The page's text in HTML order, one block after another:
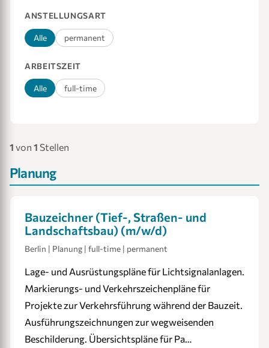
ANSTELLUNGSART
Alle permanent
ARBEITSZEIT
Alle full-time
1 von 1 Stellen
Planung
Bauzeichner (Tief-, Straßen- und
Landschaftsbau) (m/w/d)
Berlin | Planung | full-time | permanent
Lage- und Ausrüstungspläne für Lichtsignalanlagen.
Markierungs- und Verkehrszeichenpläne für
Projekte zur Verkehrsführung während der Bauzeit.
Ausführungszeichnungen zur wegweisenden
Beschilderung. Übersichtspläne für Pa…